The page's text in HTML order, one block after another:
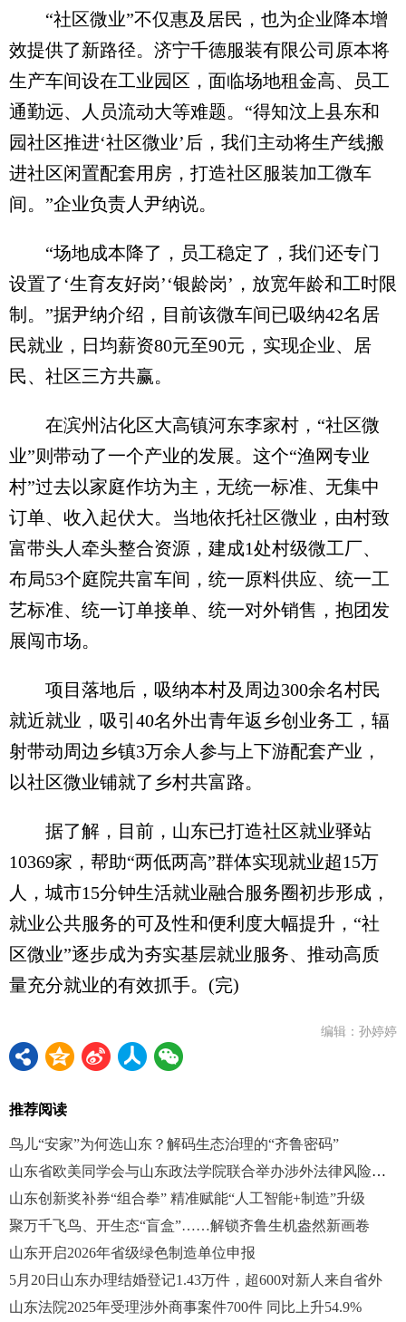
“社区微业”不仅惠及居民，也为企业降本增
效提供了新路径。济宁千德服装有限公司原本将
生产车间设在工业园区，面临场地租金高、员工
通勤远、人员流动大等难题。“得知汶上县东和
园社区推进‘社区微业’后，我们主动将生产线搬
进社区闲置配套用房，打造社区服装加工微车
间。”企业负责人尹纳说。
“场地成本降了，员工稳定了，我们还专门
设置了‘生育友好岗’‘银龄岗’，放宽年龄和工时限
制。”据尹纳介绍，目前该微车间已吸纳42名居
民就业，日均薪资80元至90元，实现企业、居
民、社区三方共赢。
在滨州沾化区大高镇河东李家村，“社区微
业”则带动了一个产业的发展。这个“渔网专业
村”过去以家庭作坊为主，无统一标准、无集中
订单、收入起伏大。当地依托社区微业，由村致
富带头人牵头整合资源，建成1处村级微工厂、
布局53个庭院共富车间，统一原料供应、统一工
艺标准、统一订单接单、统一对外销售，抱团发
展闯市场。
项目落地后，吸纳本村及周边300余名村民
就近就业，吸引40名外出青年返乡创业务工，辐
射带动周边乡镇3万余人参与上下游配套产业，
以社区微业铺就了乡村共富路。
据了解，目前，山东已打造社区就业驿站
10369家，帮助“两低两高”群体实现就业超15万
人，城市15分钟生活就业融合服务圈初步形成，
就业公共服务的可及性和便利度大幅提升，“社
区微业”逐步成为夯实基层就业服务、推动高质
量充分就业的有效抓手。(完)
编辑：孙婷婷
推荐阅读
鸟儿“安家”为何选山东？解码生态治理的“齐鲁密码”
山东省欧美同学会与山东政法学院联合举办涉外法律风险应对座谈会
山东创新奖补券“组合拳” 精准赋能“人工智能+制造”升级
聚万千飞鸟、开生态“盲盒”……解锁齐鲁生机盎然新画卷
山东开启2026年省级绿色制造单位申报
5月20日山东办理结婚登记1.43万件，超600对新人来自省外
山东法院2025年受理涉外商事案件700件 同比上升54.9%